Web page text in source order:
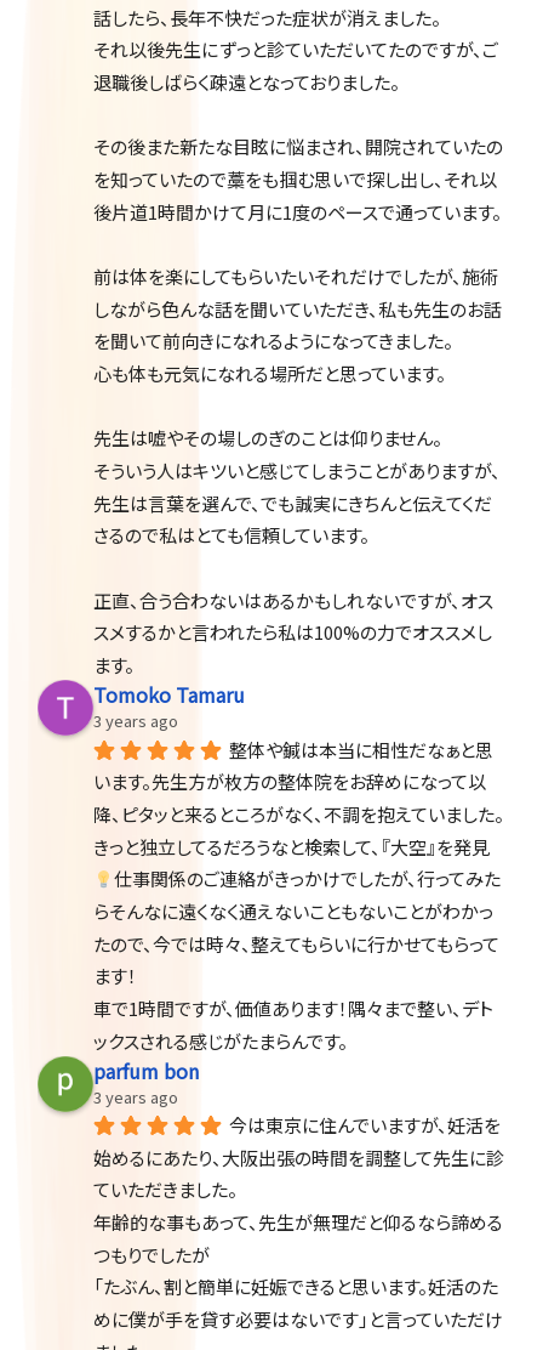
話したら、長年不快だった症状が消えました。
それ以後先生にずっと診ていただいてたのですが、ご
退職後しばらく疎遠となっておりました。
その後また新たな目眩に悩まされ、開院されていたの
を知っていたので藁をも掴む思いで探し出し、それ以
後片道1時間かけて月に1度のペースで通っています。
前は体を楽にしてもらいたいそれだけでしたが、施術
しながら色んな話を聞いていただき、私も先生のお話
を聞いて前向きになれるようになってきました。
心も体も元気になれる場所だと思っています。
先生は嘘やその場しのぎのことは仰りません。
そういう人はキツいと感じてしまうことがありますが、
先生は言葉を選んで、でも誠実にきちんと伝えてくだ
さるので私はとても信頼しています。
正直、合う合わないはあるかもしれないですが、オス
スメするかと言われたら私は100%の力でオススメし
ます。
Tomoko Tamaru
3 years ago
整体や鍼は本当に相性だなぁと思
います。先生方が枚方の整体院をお辞めになって以
降、ピタッと来るところがなく、不調を抱えていました。
きっと独立してるだろうなと検索して、『大空』を発見
仕事関係のご連絡がきっかけでしたが、行ってみた
らそんなに遠くなく通えないこともないことがわかっ
たので、今では時々、整えてもらいに行かせてもらって
ます！
車で1時間ですが、価値あります！隅々まで整い、デト
ックスされる感じがたまらんです。
parfum bon
3 years ago
今は東京に住んでいますが、妊活を
始めるにあたり、大阪出張の時間を調整して先生に診
ていただきました。
年齢的な事もあって、先生が無理だと仰るなら諦める
つもりでしたが
「たぶん、割と簡単に妊娠できると思います。妊活のた
めに僕が手を貸す必要はないです」と言っていただけ